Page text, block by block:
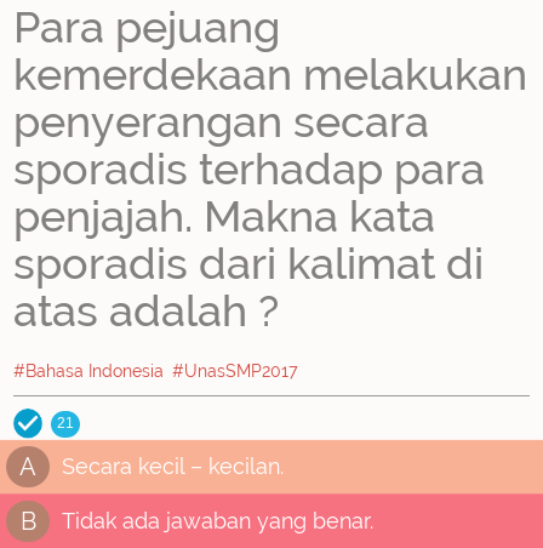
Para pejuang
kemerdekaan melakukan
penyerangan secara
sporadis terhadap para
penjajah. Makna kata
sporadis dari kalimat di
atas adalah ?
#Bahasa Indonesia #UnasSMP2017
21
A Secara kecil – kecilan.
B Tidak ada jawaban yang benar.